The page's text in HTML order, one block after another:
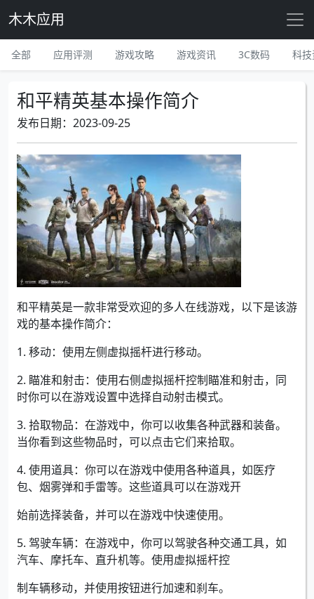
木木应用
全部 应用评测 游戏攻略 游戏资讯 3C数码 科
和平精英基本操作简介
发布日期：2023-09-25
和平精英是一款非常受欢迎的多人在线游戏，以下是该游
戏的基本操作简介：
1. 移动：使用左侧虚拟摇杆进行移动。
2. 瞄准和射击：使用右侧虚拟摇杆控制瞄准和射击，同
时你可以在游戏设置中选择自动射击模式。
3. 拾取物品：在游戏中，你可以收集各种武器和装备。
当你看到这些物品时，可以点击它们来拾取。
4. 使用道具：你可以在游戏中使用各种道具，如医疗
包、烟雾弹和手雷等。这些道具可以在游戏开
始前选择装备，并可以在游戏中快速使用。
5. 驾驶车辆：在游戏中，你可以驾驶各种交通工具，如
汽车、摩托车、直升机等。使用虚拟摇杆控
制车辆移动，并使用按钮进行加速和刹车。